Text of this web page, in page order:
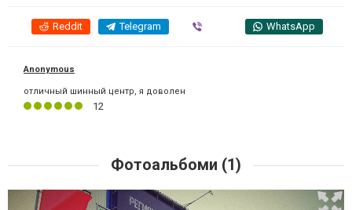
Reddit Telegram WhatsApp
Anonymous
отличный шинный центр, я доволен
12
Фотоальбоми (1)